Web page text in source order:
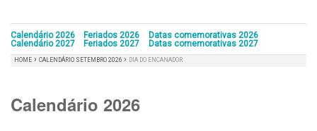
Calendário 2026 Feriados 2026
Datas comemorativas 2026
Calendário 2027
Feriados 2027 Datas comemorativas 2027
HOME › CALENDÁRIO SETEMBRO 2026 › DIA DO ENCANADOR
Calendário 2026